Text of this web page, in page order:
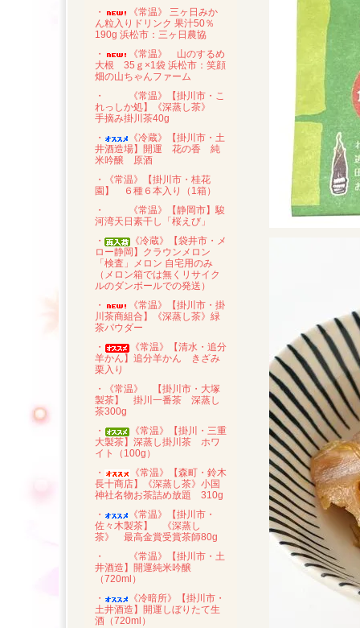
・
《常温》 三ヶ日みか
ん粒入りドリンク 果汁50％
190g 浜松市：三ヶ日農協
・
《常温》 山のするめ
大根 35ｇ×1袋 浜松市：笑顔
畑の山ちゃんファーム
・
《常温》【掛川市・こ
れっしか処】《深蒸し茶》
手摘み掛川茶40g
・
《冷蔵》【掛川市・土
井酒造場】開運 花の香 純
米吟醸 原酒
・《常温》【掛川市・桂花
園】 ６種６本入り（1箱）
・
《常温》【静岡市】駿
河湾天日素干し「桜えび」
・
《冷蔵》【袋井市・メ
ロー静岡】クラウンメロン
「検査」メロン 自宅用のみ
（メロン箱では無くリサイク
ルのダンボールでの発送）
・
《常温》【掛川市・掛
川茶商組合】《深蒸し茶》緑
茶パウダー
・
《常温》【清水・追分
羊かん】追分羊かん きざみ
栗入り
・《常温》 【掛川市・大塚
製茶】 掛川一番茶 深蒸し
茶300g
・
《常温》【掛川・三重
大製茶】深蒸し掛川茶 ホワ
イト（100g）
・
《常温》【森町・鈴木
長十商店】《深蒸し茶》小国
神社名物お茶詰め放題 310g
・
《常温》【掛川市・
佐々木製茶】 《深蒸し
茶》 最高金賞受賞茶師80g
・
《常温》【掛川市・土
井酒造】開運純米吟醸
（720ml）
・
《冷暗所》【掛川市・
土井酒造】開運しぼりたて生
酒（720ml）